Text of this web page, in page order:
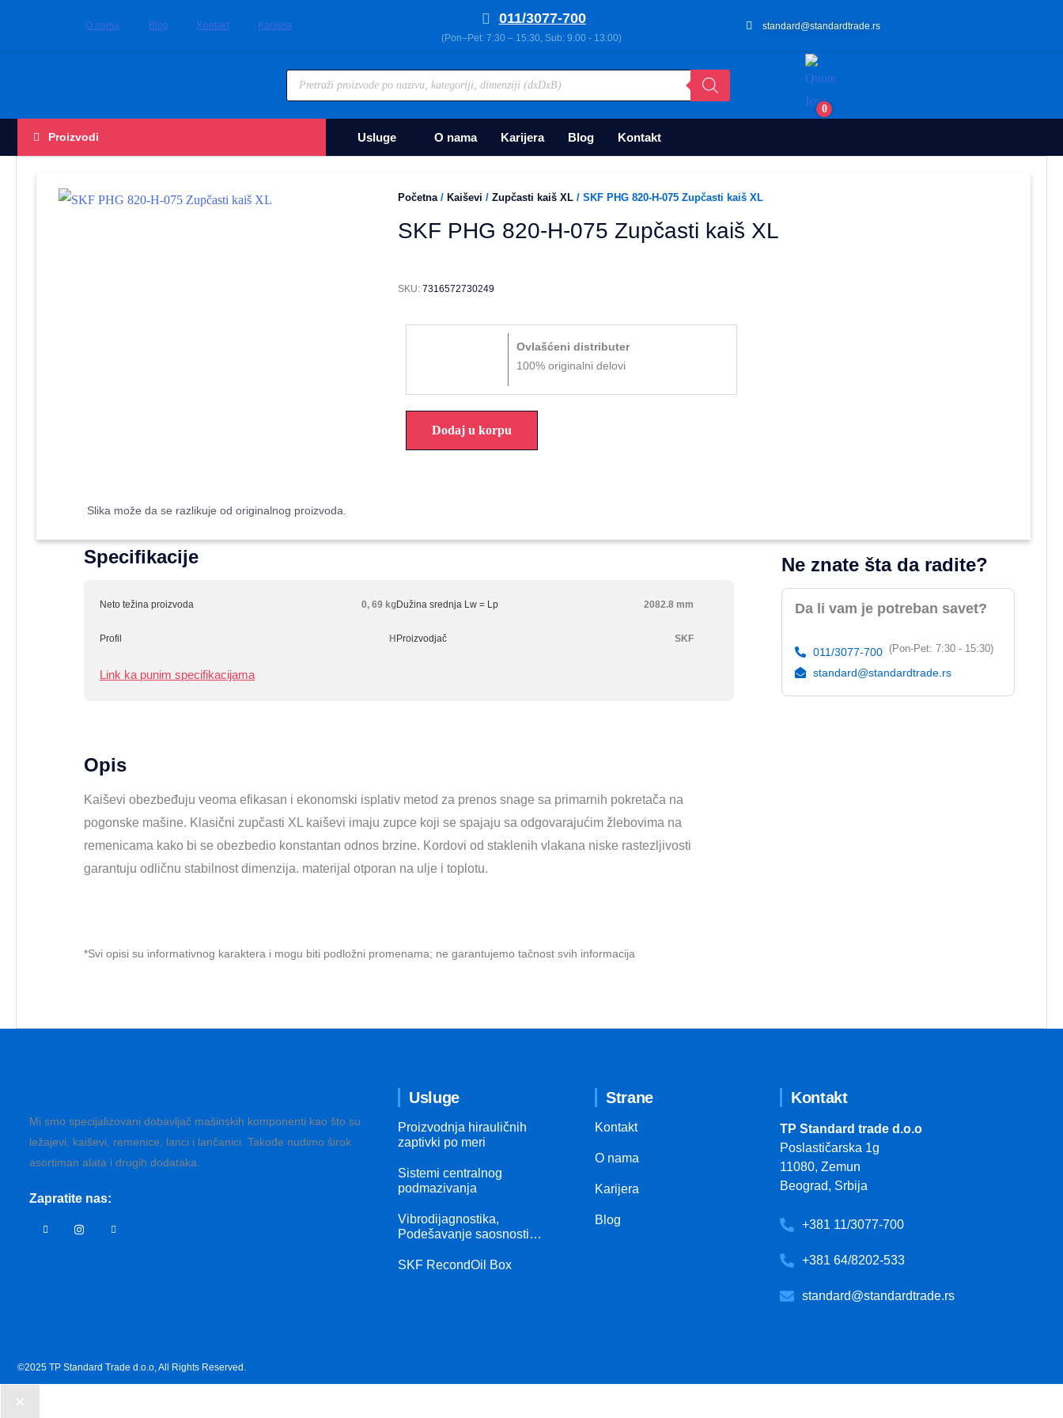
O nama Blog Kontakt Karijera 011/3077-700
(Pon–Pet: 7:30 – 15:30, Sub: 9:00 - 13:00)
standard@standardtrade.rs
0
Proizvodi Usluge O nama Karijera Blog Kontakt
Slika može da se razlikuje od originalnog proizvoda.
Početna/ Kaiševi / Zupčasti kaiš XL/ SKF PHG 820-H-075 Zupčasti kaiš XL
SKF PHG 820-H-075 Zupčasti kaiš XL
SKU: 7316572730249
Ovlašćeni distributer
100% originalni delovi
Dodaj u korpu
Specifikacije
Neto težina proizvoda 0, 69 kg
Profil H
Dužina srednja Lw = Lp 2082.8 mm
Proizvodjač SKF
Link ka punim specifikacijama
Opis
Kaiševi obezbeđuju veoma efikasan i ekonomski isplativ metod za prenos snage sa primarnih pokretača na
pogonske mašine. Klasični zupčasti XL kaiševi imaju zupce koji se spajaju sa odgovarajućim žlebovima na
remenicama kako bi se obezbedio konstantan odnos brzine. Kordovi od staklenih vlakana niske rastezljivosti
garantuju odličnu stabilnost dimenzija. materijal otporan na ulje i toplotu.
*Svi opisi su informativnog karaktera i mogu biti podložni promenama; ne garantujemo tačnost svih informacija
Ne znate šta da radite?
Da li vam je potreban savet?
011/3077-700 (Pon-Pet: 7:30 - 15:30)
standard@standardtrade.rs
Mi smo specijalizovani dobavljač mašinskih komponenti kao što su
ležajevi, kaiševi, remenice, lanci i lančanici. Takođe nudimo širok
asortiman alata i drugih dodataka.
Zapratite nas:
Usluge
Proizvodnja hirauličnih
zaptivki po meri
Sistemi centralnog
podmazivanja
Vibrodijagnostika,
Podešavanje saosnosti…
SKF RecondOil Box
Strane
Kontakt
O nama
Karijera
Blog
Kontakt
TP Standard trade d.o.o
Poslastičarska 1g
11080, Zemun
Beograd, Srbija
+381 11/3077-700
+381 64/8202-533
standard@standardtrade.rs
©2025 TP Standard Trade d.o.o, All Rights Reserved.